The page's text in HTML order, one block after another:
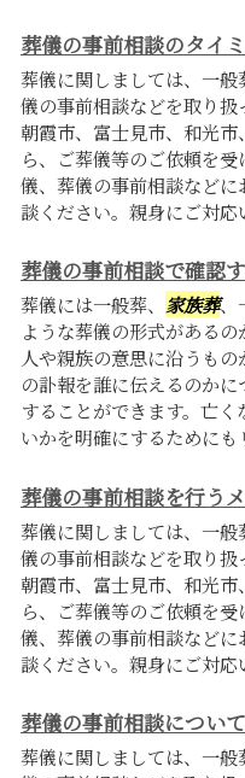
葬儀の事前相談のタイ
葬儀に関しましては、一般
儀の事前相談などを取り扱
朝霞市、富士見市、和光
ら、ご葬儀等のご依頼を
儀、葬儀の事前相談など
談ください。親身にご対応
葬儀の事前相談で確認
葬儀には一般葬、 家族葬、
ような葬儀の形式がある
人や親族の意思に沿うも
の訃報を誰に伝えるのか
することができます。亡
いかを明確にするために
葬儀の事前相談を行う
葬儀に関しましては、一般
儀の事前相談などを取り扱
朝霞市、富士見市、和光
ら、ご葬儀等のご依頼を
儀、葬儀の事前相談など
談ください。親身にご対応
葬儀の事前相談について
葬儀に関しましては、一般